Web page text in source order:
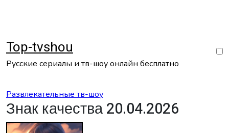
Top-tvshou
Русские сериалы и тв-шоу онлайн бесплатно
Развлекательные тв-шоу
Знак качества 20.04.2026